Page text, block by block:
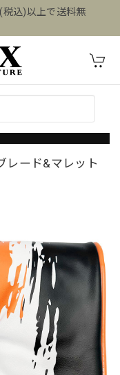
込)以上で送料無
レード&マレット